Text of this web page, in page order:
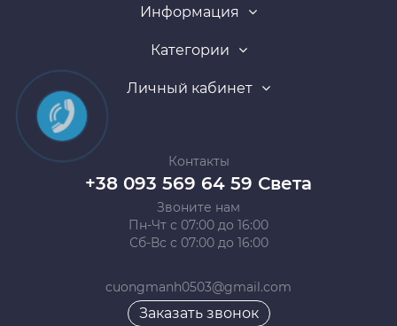
Информация
Категории
Личный кабинет
Контакты
+38 093 569 64 59 Света
Звоните нам
Пн-Чт с 07:00 до 16:00
Сб-Вс с 07:00 до 16:00
cuongmanh0503@gmail.com
Заказать звонок